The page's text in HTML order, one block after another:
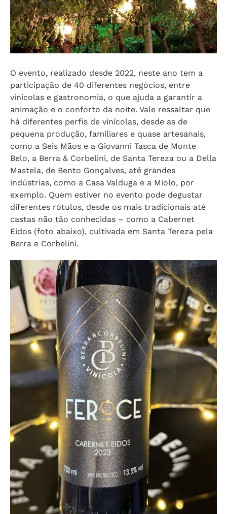
O evento, realizado desde 2022, neste ano tem a
participação de 40 diferentes negócios, entre
vinícolas e gastronomia, o que ajuda a garantir a
animação e o conforto da noite. Vale ressaltar que
há diferentes perfis de vinícolas, desde as de
pequena produção, familiares e quase artesanais,
como a Seis Mãos e a Giovanni Tasca de Monte
Belo, a Berra & Corbelini, de Santa Tereza ou a Della
Mastela, de Bento Gonçalves, até grandes
indústrias, como a Casa Valduga e a Miolo, por
exemplo. Quem estiver no evento pode degustar
diferentes rótulos, desde os mais tradicionais até
castas não tão conhecidas – como a Cabernet
Eidos (foto abaixo), cultivada em Santa Tereza pela
Berra e Corbelini.